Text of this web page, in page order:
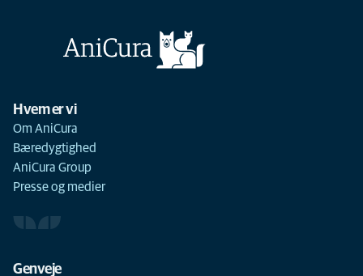
Hvem er vi
Om AniCura
Bæredygtighed
AniCura Group
Presse og medier
Genveje